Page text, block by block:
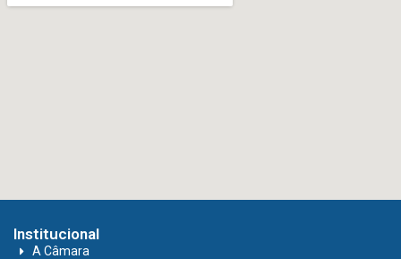
Institucional
A Câmara